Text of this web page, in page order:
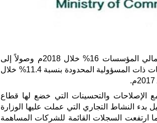
كشفت وزارة التجارة والاستثمار عن نمو إجمالي المؤسسات 16% خلال 2018م وصولاً إلى
(945,278) مقارنة بـ 2017م, كما نمت الشركات ذات المسؤولية المحدودة بنسبة 11.4% خلال
الإصلاحات والتحسينات التي خضع لها قطاع
بدء النشاط التجاري التي عملت عليها الوزارة
ارتفعت السجلات القائمة للشركات المساهمة